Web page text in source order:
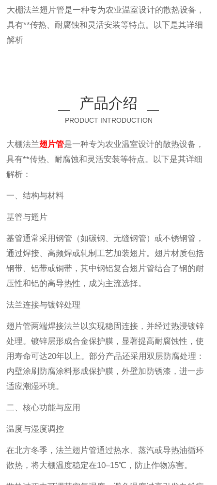
大棚法兰翅片管是一种专为农业温室设计的散热设备，
具有**传热、耐腐蚀和灵活安装等特点。以下是其详细
解析
产品介绍
PRODUCT INTRODUCTION
大棚法兰翅片管是一种专为农业温室设计的散热设备，
具有**传热、耐腐蚀和灵活安装等特点。以下是其详细
解析：
一、结构与材料
基管与翅片
基管通常采用钢管（如碳钢、无缝钢管）或不锈钢管，
通过焊接、高频焊或轧制工艺加装翅片。翅片材质包括
钢带、铝带或铜带，其中钢铝复合翅片管结合了钢的耐
压性和铝的高导热性，成为主流选择。
法兰连接与镀锌处理
翅片管两端焊接法兰以实现稳固连接，并经过热浸镀锌
处理。镀锌层形成合金保护膜，显著提高耐腐蚀性，使
用寿命可达20年以上。部分产品还采用双层防腐处理：
内壁涂刷防腐涂料形成保护膜，外壁加防锈漆，进一步
适应潮湿环境。
二、核心功能与应用
温度与湿度调控
在北方冬季，法兰翅片管通过热水、蒸汽或导热油循环
散热，将大棚温度稳定在10–15℃，防止作物冻害。